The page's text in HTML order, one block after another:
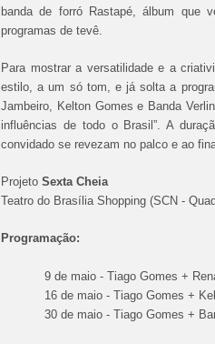
banda de forró Rastapé, álbum que
programas de tevê.
Para mostrar a versatilidade e a
estilo, a um só tom, e já solta a
Jambeiro, Kelton Gomes e Banda
influências de todo o Brasil”. A
convidado se revezam no palco e ao
Projeto Sexta Cheia
Teatro do Brasília Shopping (SCN -
Programação:
9 de maio - Tiago Gomes +
16 de maio - Tiago Gomes +
30 de maio - Tiago Gomes +